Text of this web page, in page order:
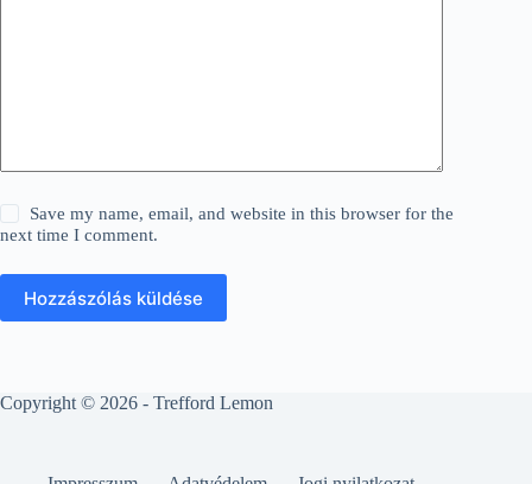
Save my name, email, and website in this browser for the
next time I comment.
Hozzászólás küldése
Copyright © 2026 - Trefford Lemon